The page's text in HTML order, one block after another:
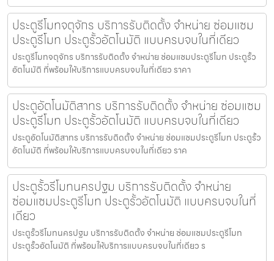
ประตูรีโมทจตุจักร บริการรับติดตั้ง จำหน่าย ซ่อมแซม
ประตูรีโมท ประตูรั้วอัตโนมัติ แบบครบจบในที่เดียว
ประตูรีโมทจตุจักร บริการรับติดตั้ง จำหน่าย ซ่อมแซมประตูรีโมท ประตูรั้ว
อัตโนมัติ ที่พร้อมให้บริการแบบครบจบในที่เดียว ราคา
ประตูอัตโนมัติสาทร บริการรับติดตั้ง จำหน่าย ซ่อมแซม
ประตูรีโมท ประตูรั้วอัตโนมัติ แบบครบจบในที่เดียว
ประตูอัตโนมัติสาทร บริการรับติดตั้ง จำหน่าย ซ่อมแซมประตูรีโมท ประตูรั้ว
อัตโนมัติ ที่พร้อมให้บริการแบบครบจบในที่เดียว ราค
ประตูรั้วรีโมทนครปฐม บริการรับติดตั้ง จำหน่าย
ซ่อมแซมประตูรีโมท ประตูรั้วอัตโนมัติ แบบครบจบในที่
เดียว
ประตูรั้วรีโมทนครปฐม บริการรับติดตั้ง จำหน่าย ซ่อมแซมประตูรีโมท
ประตูรั้วอัตโนมัติ ที่พร้อมให้บริการแบบครบจบในที่เดียว ร